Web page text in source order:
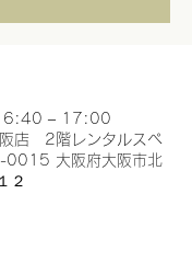
– 17:00
阪店 2階レンタルスペ
0015 大阪府大阪市北
２